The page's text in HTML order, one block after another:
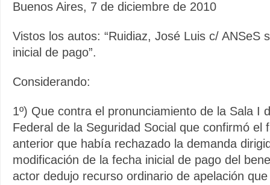
Buenos Aires, 7 de diciembre de 2010
Vistos los autos: “Ruidiaz, José Luis c/ ANSeS
inicial de pago”.
Considerando:
1º) Que contra el pronunciamiento de la Sala I
Federal de la Seguridad Social que confirmó el
anterior que había rechazado la demanda
modificación de la fecha inicial de pago del
actor dedujo recurso ordinario de apelación